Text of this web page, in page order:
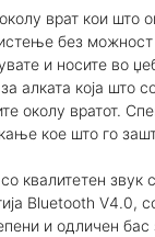
врат кои што
без можност
и носите во
алката која што
околу вратот.
кое што го
квалитетен звук
Bluetooth V4.0,
и одличен